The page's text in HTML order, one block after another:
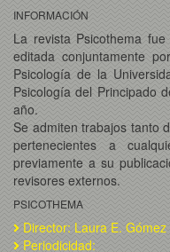
INFORMACIÓN
La revista Psicothema
editada conjuntamente
Psicología de la
Psicología del Principado
año.
Se admiten trabajos tanto
pertenecientes a
previamente a su
revisores externos.
PSICOTHEMA
Director: Laura E.
Periodicidad: